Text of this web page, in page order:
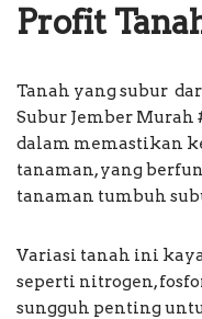
Profit
Tanah yang subur
Subur Jember
dalam memastikan
tanaman, yang
tanaman tumbuh
Variasi tanah ini
seperti nitrogen,
sungguh penting